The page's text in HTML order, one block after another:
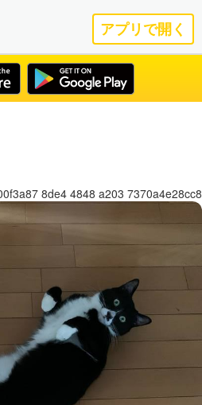
アプリで開く